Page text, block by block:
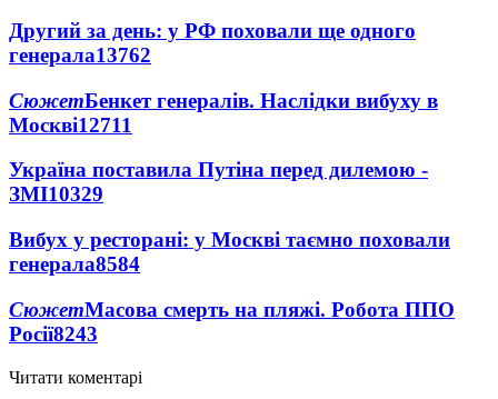
Другий за день: у РФ поховали ще одного
генерала13762
СюжетБенкет генералів. Наслідки вибуху в
Москві12711
Україна поставила Путіна перед дилемою -
ЗМІ10329
Вибух у ресторані: у Москві таємно поховали
генерала8584
СюжетМасова смерть на пляжі. Робота ППО
Росії8243
Читати коментарі